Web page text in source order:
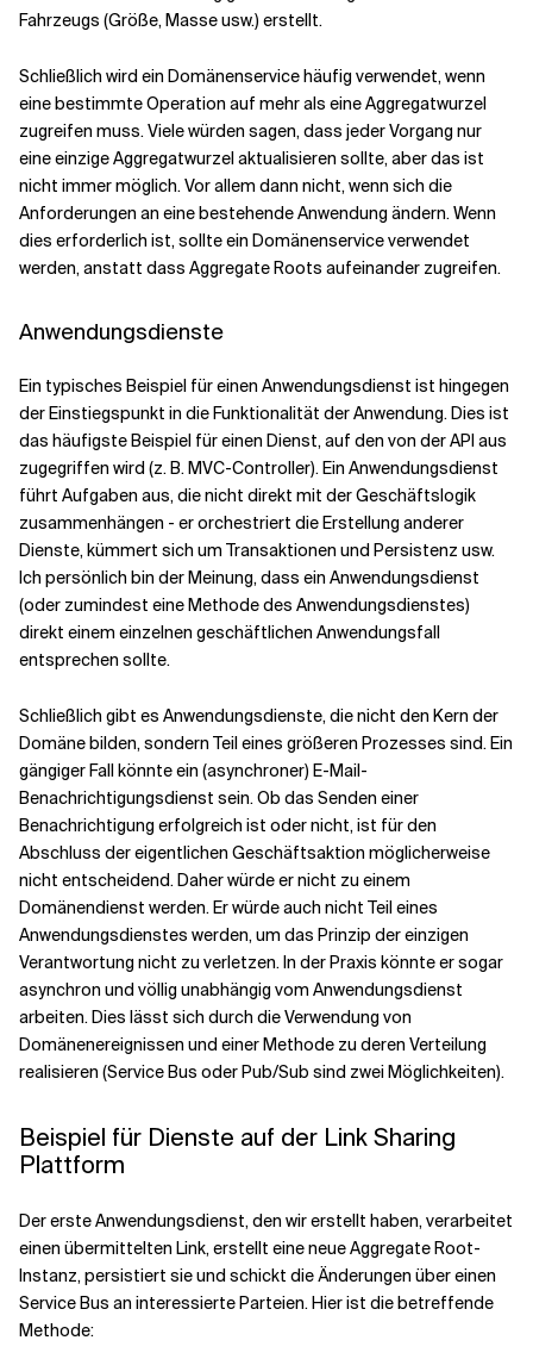
Fahrzeugs (Größe, Masse usw.) erstellt.
Schließlich wird ein Domänenservice häufig verwendet, wenn
eine bestimmte Operation auf mehr als eine Aggregatwurzel
zugreifen muss. Viele würden sagen, dass jeder Vorgang nur
eine einzige Aggregatwurzel aktualisieren sollte, aber das ist
nicht immer möglich. Vor allem dann nicht, wenn sich die
Anforderungen an eine bestehende Anwendung ändern. Wenn
dies erforderlich ist, sollte ein Domänenservice verwendet
werden, anstatt dass Aggregate Roots aufeinander zugreifen.
Anwendungsdienste
Ein typisches Beispiel für einen Anwendungsdienst ist hingegen
der Einstiegspunkt in die Funktionalität der Anwendung. Dies ist
das häufigste Beispiel für einen Dienst, auf den von der API aus
zugegriffen wird (z. B. MVC-Controller). Ein Anwendungsdienst
führt Aufgaben aus, die nicht direkt mit der Geschäftslogik
zusammenhängen - er orchestriert die Erstellung anderer
Dienste, kümmert sich um Transaktionen und Persistenz usw.
Ich persönlich bin der Meinung, dass ein Anwendungsdienst
(oder zumindest eine Methode des Anwendungsdienstes)
direkt einem einzelnen geschäftlichen Anwendungsfall
entsprechen sollte.
Schließlich gibt es Anwendungsdienste, die nicht den Kern der
Domäne bilden, sondern Teil eines größeren Prozesses sind. Ein
gängiger Fall könnte ein (asynchroner) E-Mail-
Benachrichtigungsdienst sein. Ob das Senden einer
Benachrichtigung erfolgreich ist oder nicht, ist für den
Abschluss der eigentlichen Geschäftsaktion möglicherweise
nicht entscheidend. Daher würde er nicht zu einem
Domänendienst werden. Er würde auch nicht Teil eines
Anwendungsdienstes werden, um das Prinzip der einzigen
Verantwortung nicht zu verletzen. In der Praxis könnte er sogar
asynchron und völlig unabhängig vom Anwendungsdienst
arbeiten. Dies lässt sich durch die Verwendung von
Domänenereignissen und einer Methode zu deren Verteilung
realisieren (Service Bus oder Pub/Sub sind zwei Möglichkeiten).
Beispiel für Dienste auf der Link Sharing
Plattform
Der erste Anwendungsdienst, den wir erstellt haben, verarbeitet
einen übermittelten Link, erstellt eine neue Aggregate Root-
Instanz, persistiert sie und schickt die Änderungen über einen
Service Bus an interessierte Parteien. Hier ist die betreffende
Methode: